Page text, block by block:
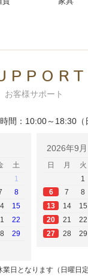
お客様サポート
間：10:00～18:30（
土
1
8
15
22
29
2026年9月
日 月 火
1
6
7 8
13
14 15
20
21 22
27
28 29
業日となります（日曜日定